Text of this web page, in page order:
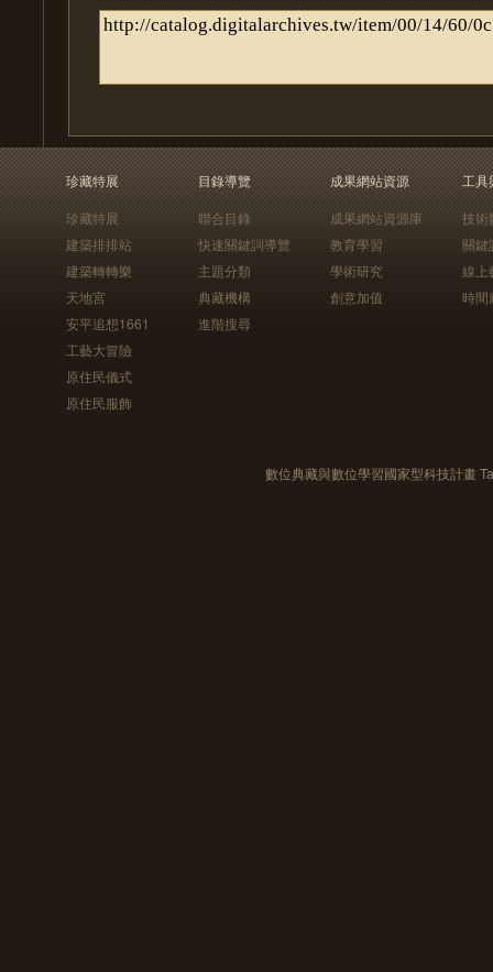
珍藏特展
珍藏特展
建築排排站
建築轉轉樂
天地宮
安平追想1661
工藝大冒險
原住民儀式
原住民服飾
目錄導覽
聯合目錄
快速關鍵詞導覽
主題分類
典藏機構
進階搜尋
成果網站資源
成果網站資源庫
教育學習
學術研究
創意加值
工具
技術
關鍵
線上
時間
數位典藏與數位學習國家型科技計畫